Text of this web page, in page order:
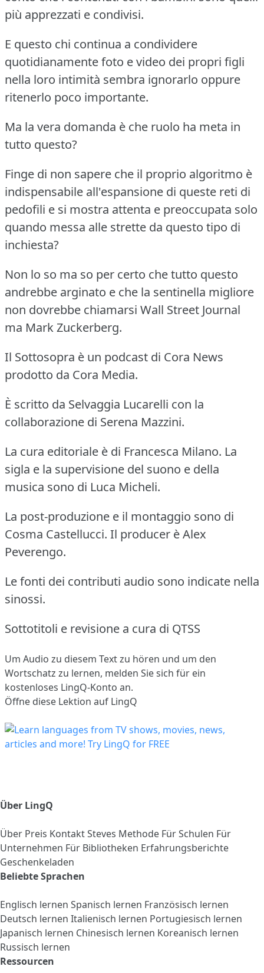
più apprezzati e condivisi.
E questo chi continua a condividere
quotidianamente foto e video dei propri figli
nella loro intimità sembra ignorarlo oppure
ritenerlo poco importante.
Ma la vera domanda è che ruolo ha meta in
tutto questo?
Finge di non sapere che il proprio algoritmo è
indispensabile all'espansione di queste reti di
pedofili e si mostra attenta e preoccupata solo
quando messa alle strette da questo tipo di
inchiesta?
Non lo so ma so per certo che tutto questo
andrebbe arginato e che la sentinella migliore
non dovrebbe chiamarsi Wall Street Journal
ma Mark Zuckerberg.
Il Sottosopra è un podcast di Cora News
prodotto da Cora Media.
È scritto da Selvaggia Lucarelli con la
collaborazione di Serena Mazzini.
La cura editoriale è di Francesca Milano. La
sigla e la supervisione del suono e della
musica sono di Luca Micheli.
La post-produzione e il montaggio sono di
Cosma Castellucci. Il producer è Alex
Peverengo.
Le fonti dei contributi audio sono indicate nella
sinossi.
Sottotitoli e revisione a cura di QTSS
Um Audio zu diesem Text zu hören und um den
Wortschatz zu lernen, melden Sie sich für ein
kostenloses LingQ-Konto an.
Öffne diese Lektion auf LingQ
Über LingQ
Über Preis KontaktSteves Methode Für Schulen Für
Unternehmen Für Bibliotheken Erfahrungsberichte
Geschenkeladen
Beliebte Sprachen
Englisch lernen Spanisch lernen Französisch lernen
Deutsch lernen Italienisch lernen Portugiesisch lernen
Japanisch lernen Chinesisch lernen Koreanisch lernen
Russisch lernen
Ressourcen